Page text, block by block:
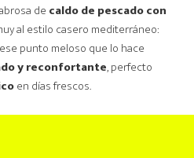
de caldo de pescado con
al estilo casero mediterráneo:
punto meloso que lo hace
y reconfortante, perfecto
en días frescos.